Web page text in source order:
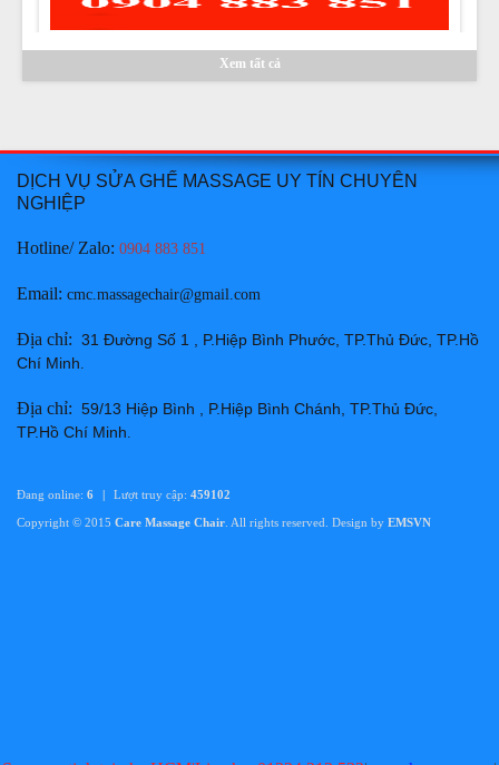
Giá:Liên hệ
Thay da ghế massage tại Huyện Hàm Thuận Bắc Bình
Giá:Liên hệ
Xem tất cả
DỊCH VỤ SỬA GHẾ MASSAGE UY TÍN CHUYÊN
NGHIỆP
Hotline/ Zalo: 0904 883 851
Email: cmc.massagechair@gmail.com
Địa chỉ: 31 Đường Số 1 , P.Hiệp Bình Phước, TP.Thủ Đức, TP.Hồ
Chí Minh.
Địa chỉ: 59/13 Hiệp Bình , P.Hiệp Bình Chánh, TP.Thủ Đức,
TP.Hồ Chí Minh.
Đang online: 6 Lượt truy cập: 459102
Copyright © 2015 Care Massage Chair . All rights reserved. Design by EMSVN